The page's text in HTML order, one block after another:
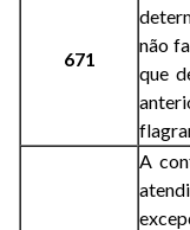
671
não
que
A